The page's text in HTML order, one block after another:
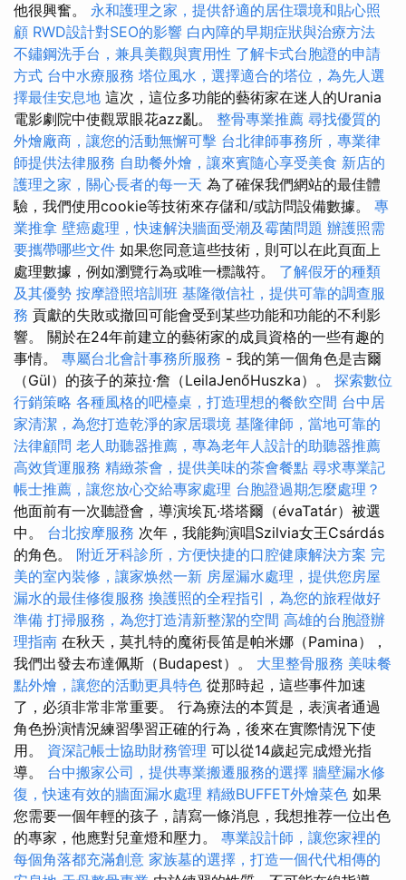
他很興奮。 永和護理之家，提供舒適的居住環境和貼心照
顧 RWD設計對SEO的影響 白內障的早期症狀與治療方法
不鏽鋼洗手台，兼具美觀與實用性 了解卡式台胞證的申請
方式 台中水療服務 塔位風水，選擇適合的塔位，為先人選
擇最佳安息地 這次，這位多功能的藝術家在迷人的Urania
電影劇院中使觀眾眼花azz亂。 整骨專業推薦 尋找優質的
外燴廠商，讓您的活動無懈可擊 台北律師事務所，專業律
師提供法律服務 自助餐外燴，讓來賓隨心享受美食 新店的
護理之家，關心長者的每一天 為了確保我們網站的最佳體
驗，我們使用cookie等技術來存儲和/或訪問設備數據。 專
業推拿 壁癌處理，快速解決牆面受潮及霉菌問題 辦護照需
要攜帶哪些文件 如果您同意這些技術，則可以在此頁面上
處理數據，例如瀏覽行為或唯一標識符。 了解假牙的種類
及其優勢 按摩證照培訓班 基隆徵信社，提供可靠的調查服
務 貢獻的失敗或撤回可能會受到某些功能和功能的不利影
響。 關於在24年前建立的藝術家的成員資格的一些有趣的
事情。 專屬台北會計事務所服務 - 我的第一個角色是吉爾
（Gül）的孩子的萊拉·詹（LeilaJenőHuszka）。 探索數位
行銷策略 各種風格的吧檯桌，打造理想的餐飲空間 台中居
家清潔，為您打造乾淨的家居環境 基隆律師，當地可靠的
法律顧問 老人助聽器推薦，專為老年人設計的助聽器推薦
高效貨運服務 精緻茶會，提供美味的茶會餐點 尋求專業記
帳士推薦，讓您放心交給專家處理 台胞證過期怎麼處理？
他面前有一次聽證會，導演埃瓦·塔塔爾（évaTatár）被選
中。 台北按摩服務 次年，我能夠演唱Szilvia女王Csárdás
的角色。 附近牙科診所，方便快捷的口腔健康解決方案 完
美的室內裝修，讓家焕然一新 房屋漏水處理，提供您房屋
漏水的最佳修復服務 換護照的全程指引，為您的旅程做好
準備 打掃服務，為您打造清新整潔的空間 高雄的台胞證辦
理指南 在秋天，莫扎特的魔術長笛是帕米娜（Pamina），
我們出發去布達佩斯（Budapest）。 大里整骨服務 美味餐
點外燴，讓您的活動更具特色 從那時起，這些事件加速
了，必須非常非常重要。 行為療法的本質是，表演者通過
角色扮演情況練習學習正確的行為，後來在實際情況下使
用。 資深記帳士協助財務管理 可以從14歲起完成燈光指
導。 台中搬家公司，提供專業搬遷服務的選擇 牆壁漏水修
復，快速有效的牆面漏水處理 精緻BUFFET外燴菜色 如果
您需要一個年輕的孩子，請寫一條消息，我想推荐一位出色
的專家，他應對兒童燈和壓力。 專業設計師，讓您家裡的
每個角落都充滿創意 家族墓的選擇，打造一個代代相傳的